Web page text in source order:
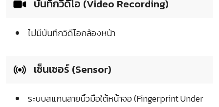
บันทึกวิดีโอ (Video Recording)
ไม่มีบันทึกวิดีโอกล้องหน้า
เซ็นเซอร์ (Sensor)
ระบบสแกนลายนิ้วมือใต้หน้าจอ (Fingerprint Under